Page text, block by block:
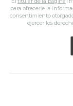
para ofrecerle la
consentimiento
ejercer los